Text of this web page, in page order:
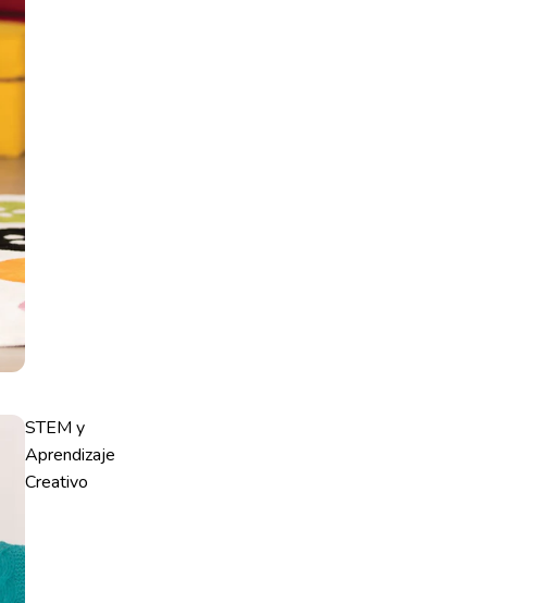
STEM y
Aprendizaje
Creativo